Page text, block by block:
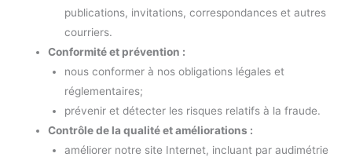
publications, invitations, correspondances et autres
courriers.
Conformité et prévention :
nous conformer à nos obligations légales et
réglementaires;
prévenir et détecter les risques relatifs à la fraude.
Contrôle de la qualité et améliorations :
améliorer notre site Internet, incluant par audimétrie